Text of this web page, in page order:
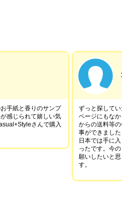
手紙と香りのサンプ
感じられて嬉しい気
さんで購入
ずっと探して
ページにもな
からの送料等
事ができました
日本では手に
ったです。今
願いしたいと
す。